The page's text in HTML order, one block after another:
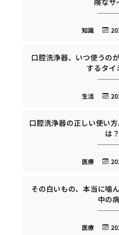
知識
口腔洗浄器、いつ使うの
するタイ
生活
口腔洗浄器の正しい使い
は？
医療
その白いもの、本当に噛
中の
医療